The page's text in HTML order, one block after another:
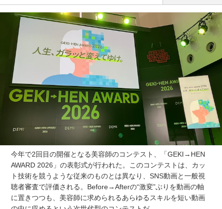
今年で2回目の開催となる美容師のコンテスト、「GEKI→HEN
AWARD 2026」の表彰式が行われた。このコンテストは、カッ
ト技術を競うような従来のものとは異なり、SNS動画と一般視
聴者審査で評価される。Before→Afterの“激変”ぶりを動画の軸
に置きつつも、美容師に求められるあらゆるスキルを短い動画